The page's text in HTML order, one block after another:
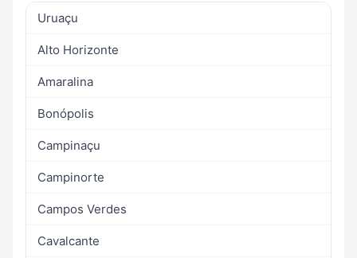
Uruaçu
Alto Horizonte
Amaralina
Bonópolis
Campinaçu
Campinorte
Campos Verdes
Cavalcante